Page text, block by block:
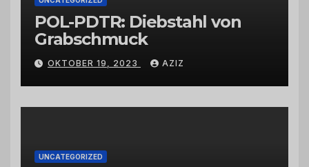
POL-PDTR: Diebstahl von
Grabschmuck
OKTOBER 19, 2023 AZIZ
UNCATEGORIZED